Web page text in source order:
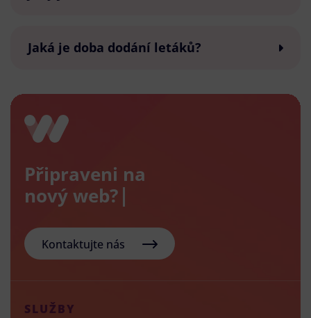
Jaká je doba dodání letáků?
Připraveni na
nový
Kontaktujte nás
SLUŽBY